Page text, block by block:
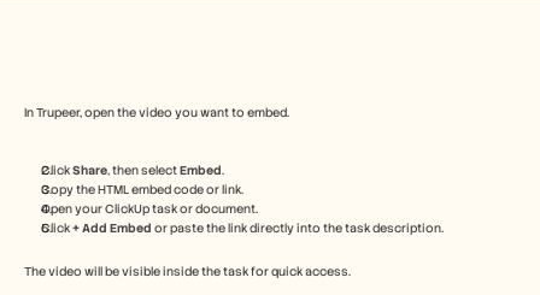
In Trupeer, open the video you want to embed.
Click Share, then select Embed.
Copy the HTML embed code or link.
Open your ClickUp task or document.
Click + Add Embed or paste the link directly into the task description.
The video will be visible inside the task for quick access.
Industry
FAQs
Announcement
Partner Program
USECASES
Sales Enablement